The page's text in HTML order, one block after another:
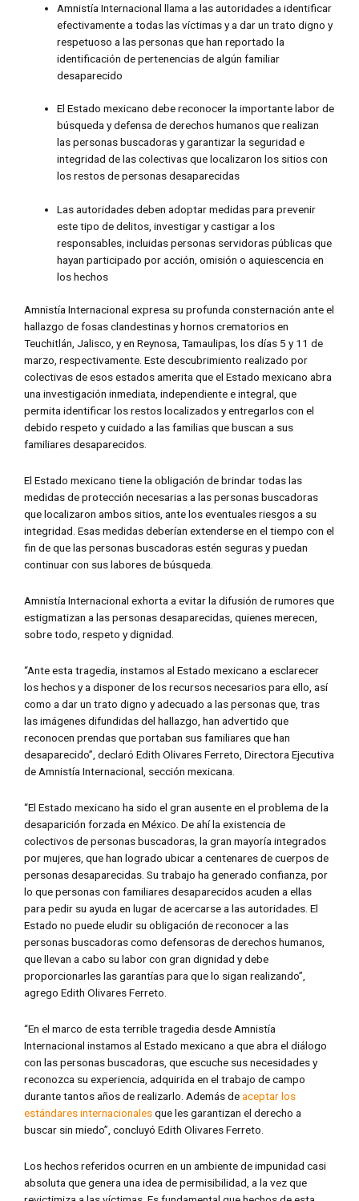
Amnistía Internacional llama a las autoridades a identificar
efectivamente a todas las víctimas y a dar un trato digno y
respetuoso a las personas que han reportado la
identificación de pertenencias de algún familiar
desaparecido
El Estado mexicano debe reconocer la importante labor de
búsqueda y defensa de derechos humanos que realizan
las personas buscadoras y garantizar la seguridad e
integridad de las colectivas que localizaron los sitios con
los restos de personas desaparecidas
Las autoridades deben adoptar medidas para prevenir
este tipo de delitos, investigar y castigar a los
responsables, incluidas personas servidoras públicas que
hayan participado por acción, omisión o aquiescencia en
los hechos
Amnistía Internacional expresa su profunda consternación ante el
hallazgo de fosas clandestinas y hornos crematorios en
Teuchitlán, Jalisco, y en Reynosa, Tamaulipas, los días 5 y 11 de
marzo, respectivamente. Este descubrimiento realizado por
colectivas de esos estados amerita que el Estado mexicano abra
una investigación inmediata, independiente e integral, que
permita identificar los restos localizados y entregarlos con el
debido respeto y cuidado a las familias que buscan a sus
familiares desaparecidos.
El Estado mexicano tiene la obligación de brindar todas las
medidas de protección necesarias a las personas buscadoras
que localizaron ambos sitios, ante los eventuales riesgos a su
integridad. Esas medidas deberían extenderse en el tiempo con el
fin de que las personas buscadoras estén seguras y puedan
continuar con sus labores de búsqueda.
Amnistía Internacional exhorta a evitar la difusión de rumores que
estigmatizan a las personas desaparecidas, quienes merecen,
sobre todo, respeto y dignidad.
“Ante esta tragedia, instamos al Estado mexicano a esclarecer
los hechos y a disponer de los recursos necesarios para ello, así
como a dar un trato digno y adecuado a las personas que, tras
las imágenes difundidas del hallazgo, han advertido que
reconocen prendas que portaban sus familiares que han
desaparecido”, declaró Edith Olivares Ferreto, Directora Ejecutiva
de Amnistía Internacional, sección mexicana.
“El Estado mexicano ha sido el gran ausente en el problema de la
desaparición forzada en México. De ahí la existencia de
colectivos de personas buscadoras, la gran mayoría integrados
por mujeres, que han logrado ubicar a centenares de cuerpos de
personas desaparecidas. Su trabajo ha generado confianza, por
lo que personas con familiares desaparecidos acuden a ellas
para pedir su ayuda en lugar de acercarse a las autoridades. El
Estado no puede eludir su obligación de reconocer a las
personas buscadoras como defensoras de derechos humanos,
que llevan a cabo su labor con gran dignidad y debe
proporcionarles las garantías para que lo sigan realizando”,
agrego Edith Olivares Ferreto.
“En el marco de esta terrible tragedia desde Amnistía
Internacional instamos al Estado mexicano a que abra el diálogo
con las personas buscadoras, que escuche sus necesidades y
reconozca su experiencia, adquirida en el trabajo de campo
durante tantos años de realizarlo. Además deaceptar los
estándares internacionalesque les garantizan el derecho a
buscar sin miedo”, concluyó Edith Olivares Ferreto.
Los hechos referidos ocurren en un ambiente de impunidad casi
absoluta que genera una idea de permisibilidad, a la vez que